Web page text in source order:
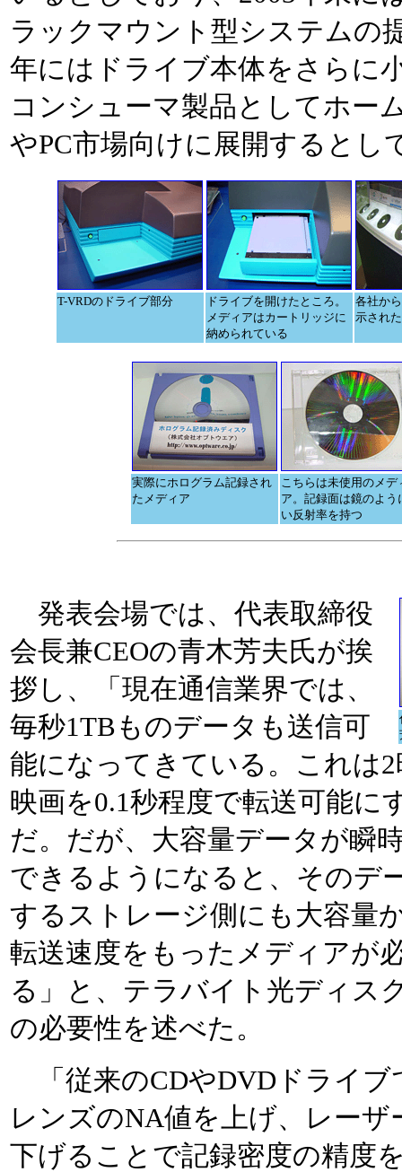
ラックマウント型システムの
年にはドライブ本体をさらに
コンシューマ製品としてホー
やPC市場向けに展開するとし
T-VRDのドライブ部分
ドライブを開けたところ。
メディアはカートリッジに
納められている
各社か
示された
実際にホログラム記録され
たメディア
こちらは未使用のメデ
ア。記録面は鏡のよう
い反射率を持つ
発表会場では、代表取締役
会長兼CEOの青木芳夫氏が挨
拶し、「現在通信業界では、
毎秒1TBものデータも送信可
能になってきている。これは
映画を0.1秒程度で転送可能に
だ。だが、大容量データが瞬
できるようになると、そのデ
するストレージ側にも大容量
転送速度をもったメディアが
る」と、テラバイト光ディス
の必要性を述べた。
「従来のCDやDVDドライブ
レンズのNA値を上げ、レーザ
下げることで記録密度の精度